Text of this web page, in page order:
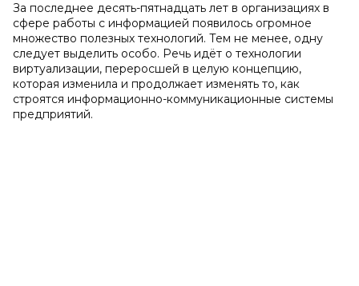
За последнее десять-пятнадцать лет в организациях в
сфере работы с информацией появилось огромное
множество полезных технологий. Тем не менее, одну
следует выделить особо. Речь идёт о технологии
виртуализации, переросшей в целую концепцию,
которая изменила и продолжает изменять то, как
строятся информационно-коммуникационные системы
предприятий.